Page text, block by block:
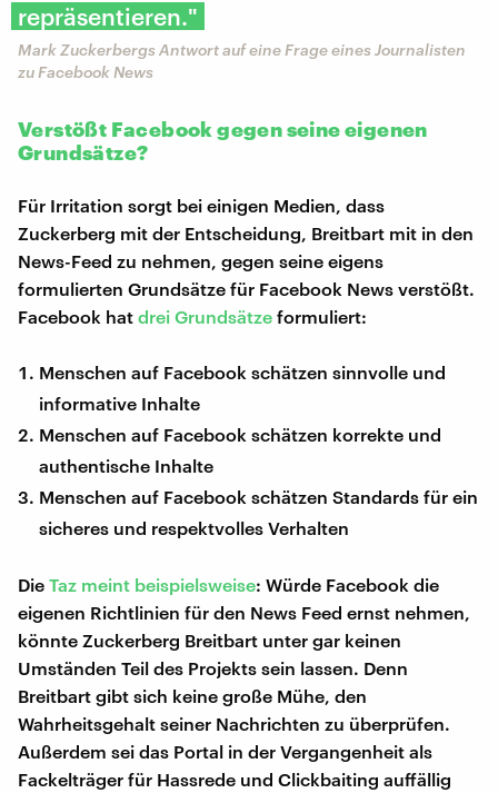
repräsentieren."
Mark Zuckerbergs Antwort auf eine Frage eines Journalisten
zu Facebook News
Verstößt Facebook gegen seine eigenen
Grundsätze?
Für Irritation sorgt bei einigen Medien, dass
Zuckerberg mit der Entscheidung, Breitbart mit in den
News-Feed zu nehmen, gegen seine eigens
formulierten Grundsätze für Facebook News verstößt.
Facebook hat drei Grundsätze formuliert:
Menschen auf Facebook schätzen sinnvolle und
informative Inhalte
Menschen auf Facebook schätzen korrekte und
authentische Inhalte
Menschen auf Facebook schätzen Standards für ein
sicheres und respektvolles Verhalten
Die Taz meint beispielsweise: Würde Facebook die
eigenen Richtlinien für den News Feed ernst nehmen,
könnte Zuckerberg Breitbart unter gar keinen
Umständen Teil des Projekts sein lassen. Denn
Breitbart gibt sich keine große Mühe, den
Wahrheitsgehalt seiner Nachrichten zu überprüfen.
Außerdem sei das Portal in der Vergangenheit als
Fackelträger für Hassrede und Clickbaiting auffällig